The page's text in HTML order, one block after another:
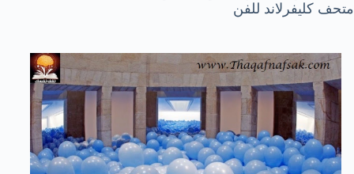
متحف كليفرلاند للفن